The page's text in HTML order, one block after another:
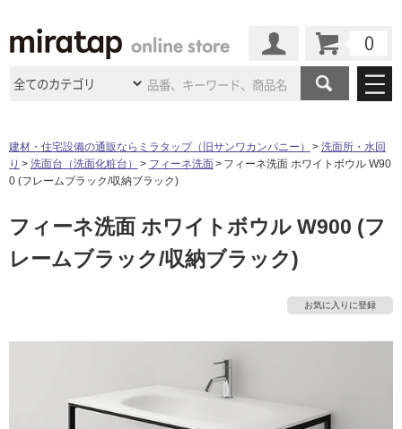
商品カテゴリ
洗面所・水回り
キッチン 浴室（風呂・バスルー
ム）・
ドア（扉）・
建具・玄関
ウッドデッキ フローリング・床材
インテリア・
施工事例
施工事例 法人案件納入事例
ミラタップのあるくらし お客様訪問インタビュー
ショールーム
ショールームのご案内 東京ショールーム
ショールーム
名古屋ショールーム 京都ショールーム
ショールーム 札幌スマート
お問い合わせ
修理お問い合わせ クレーム公開
工事会社紹介
ェルジュ
建材・住宅設備の通販ならミラタップ（旧サンワカンパニー）
洗面所・水回
り
洗面台（洗面化粧台） フィーネ洗面
フィーネ洗面 ホワイトボウル W90
0 (フレームブラック/収納ブラック)
フィーネ洗面 ホワイトボウル W900 (フ
レームブラック/収納ブラック)
お気に入りに登録